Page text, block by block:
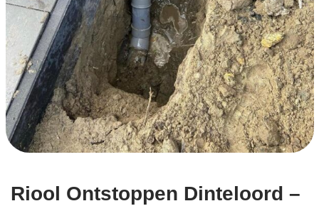
Riool Ontstoppen Dinteloord –